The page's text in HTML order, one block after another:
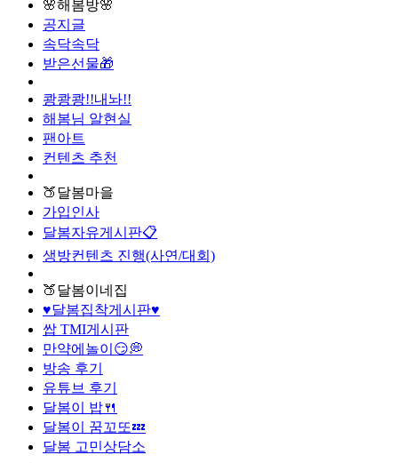
🌸해봄방🌸
공지글
속닥속닥
받은선물🎁
쾅쾅쾅!!내놔!!
해봄님 알현실
팬아트
컨텐츠 추천
🍑달봄마을
가입인사
달봄자유게시판📋
생방컨텐츠 진행(사연/대회)
🍑달봄이네집
♥달봄집착게시판♥
쌉 TMI게시판
만약에놀이😏💭
방송 후기
유튜브 후기
달봄이 밥🍴
달봄이 꿈꼬또💤
달봄 고민상담소